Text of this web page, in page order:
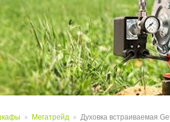
Мегатрейд Духовка встраиваемая